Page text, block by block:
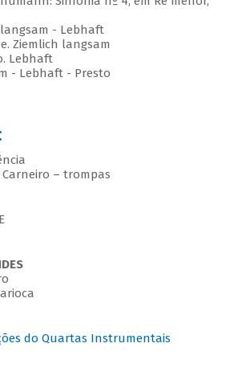
- Lebhaft
Ziemlich langsam
Lebhaft
- Lebhaft - Presto
– trompas
do Quartas Instrumentais